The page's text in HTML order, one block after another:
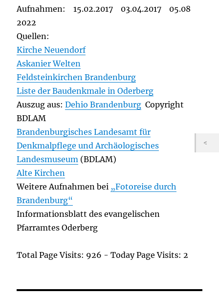
Aufnahmen: 15.02.2017 03.04.2017 05.08
2022
Quellen:
Kirche Neuendorf
Askanier Welten
Feldsteinkirchen Brandenburg
Liste der Baudenkmale in Oderberg
Auszug aus:Dehio Brandenburg Copyright
BDLAM
Brandenburgisches Landesamt für
Denkmalpflege und Archäologisches
Landesmuseum (BDLAM)
Alte Kirchen
Weitere Aufnahmen bei „Fotoreise durch
Brandenburg“
Informationsblatt des evangelischen
Pfarramtes Oderberg
Total Page Visits: 926 - Today Page Visits: 2